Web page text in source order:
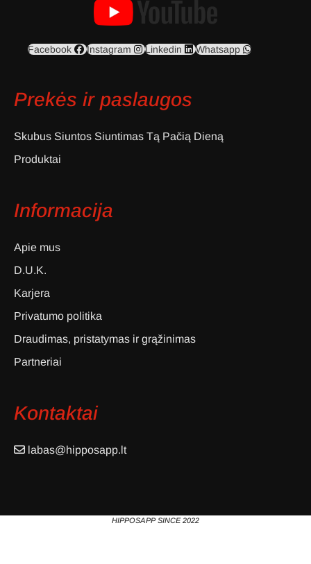
Facebook Instagram Linkedin Whatsapp
Prekės ir paslaugos
Skubus Siuntos Siuntimas Tą Pačią Dieną
Produktai
Informacija
Apie mus
D.U.K.
Karjera
Privatumo politika
Draudimas, pristatymas ir grąžinimas
Partneriai
Kontaktai
labas@hipposapp.lt
HIPPOSAPP SINCE 2022